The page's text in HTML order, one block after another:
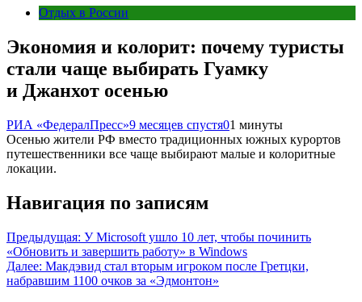
Отдых в России
Экономия и колорит: почему туристы
стали чаще выбирать Гуамку
и Джанхот осенью
РИА «ФедералПресс»9 месяцев спустя01 минуты
Осенью жители РФ вместо традиционных южных курортов
путешественники все чаще выбирают малые и колоритные
локации.
Навигация по записям
Предыдущая: У Microsoft ушло 10 лет, чтобы починить
«Обновить и завершить работу» в Windows
Далее: Макдэвид стал вторым игроком после Гретцки,
набравшим 1100 очков за «Эдмонтон»